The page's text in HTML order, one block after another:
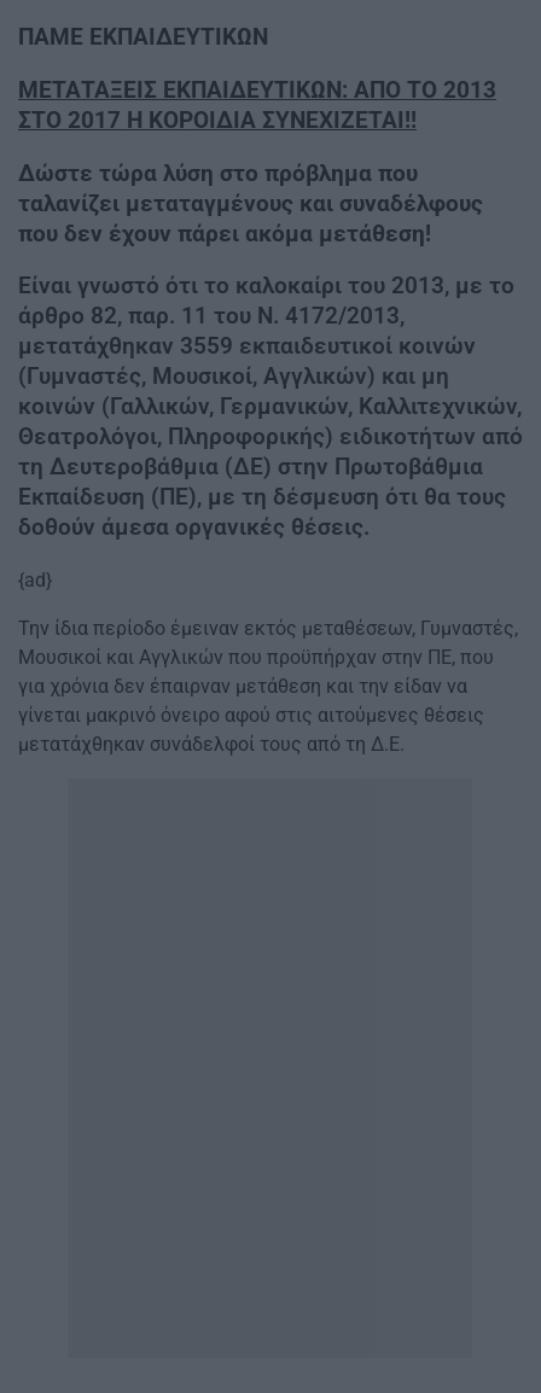
ΠΑΜΕ ΕΚΠΑΙΔΕΥΤΙΚΩΝ
ΜΕΤΑΤΑΞΕΙΣ ΕΚΠΑΙΔΕΥΤΙΚΩΝ: ΑΠΟ ΤΟ 2013
ΣΤΟ 2017 Η ΚΟΡΟΙΔΙΑ ΣΥΝΕΧΙΖΕΤΑΙ!!
Δώστε τώρα λύση στο πρόβλημα που
ταλανίζει μεταταγμένους και συναδέλφους
που δεν έχουν πάρει ακόμα μετάθεση!
Είναι γνωστό ότι το καλοκαίρι του 2013, με το
άρθρο 82, παρ. 11 του Ν. 4172/2013,
μετατάχθηκαν 3559 εκπαιδευτικοί κοινών
(Γυμναστές, Μουσικοί, Αγγλικών) και μη
κοινών (Γαλλικών, Γερμανικών, Καλλιτεχνικών,
Θεατρολόγοι, Πληροφορικής) ειδικοτήτων από
τη Δευτεροβάθμια (ΔΕ) στην Πρωτοβάθμια
Εκπαίδευση (ΠΕ), με τη δέσμευση ότι θα τους
δοθούν άμεσα οργανικές θέσεις.
{ad}
Την ίδια περίοδο έμειναν εκτός μεταθέσεων, Γυμναστές,
Μουσικοί και Αγγλικών που προϋπήρχαν στην ΠΕ, που
για χρόνια δεν έπαιρναν μετάθεση και την είδαν να
γίνεται μακρινό όνειρο αφού στις αιτούμενες θέσεις
μετατάχθηκαν συνάδελφοί τους από τη Δ.Ε.